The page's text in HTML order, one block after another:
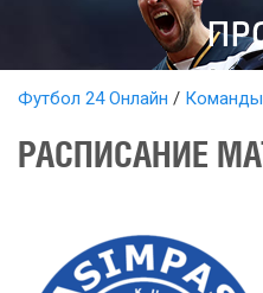
Футбол 24 Онлайн Команды
РАСПИСАНИЕ